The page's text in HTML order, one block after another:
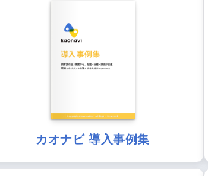
カオナビ 導入事例集